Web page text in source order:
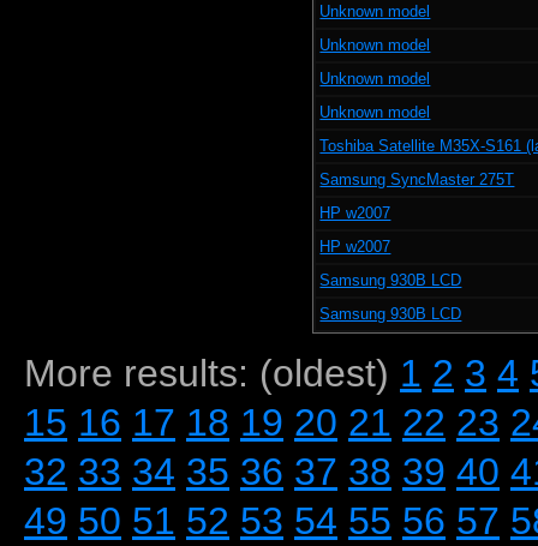
Unknown model
Unknown model
Unknown model
Unknown model
Toshiba Satellite M35X-S161
Samsung SyncMaster 275T
HP w2007
HP w2007
Samsung 930B LCD
Samsung 930B LCD
More results: (oldest) 1 2 3 4
15 16 17 18 19 20 21 22 23
32 33 34 35 36 37 38 39 40
49 50 51 52 53 54 55 56 57